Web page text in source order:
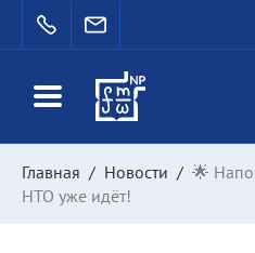
Главная / Новости / 🌟
НТО уже идёт!